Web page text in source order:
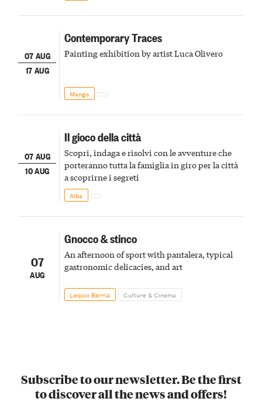
07 AUG
17 AUG
Contemporary Traces
Painting exhibition by artist Luca Olivero
Mango
07 AUG
10 AUG
Il gioco della città
Scopri, indaga e risolvi con le avventure che
porteranno tutta la famiglia in giro per la città
a scoprirne i segreti
Alba
07
AUG
Gnocco & stinco
An afternoon of sport with pantalera, typical
gastronomic delicacies, and art
Lequio Berria Culture & Cinema
Subscribe to our newsletter. Be the first
to discover all the news and offers!